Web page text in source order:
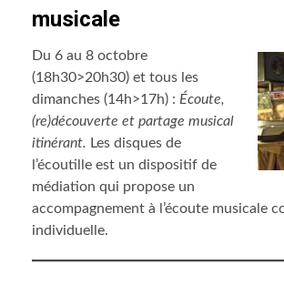
musicale
Du 6 au 8 octobre
(18h30>20h30) et tous les
dimanches (14h>17h) : Écoute,
(re)découverte et partage musical
itinérant. Les disques de
l’écoutille est un dispositif de
médiation qui propose un
accompagnement à l’écoute musicale
individuelle.